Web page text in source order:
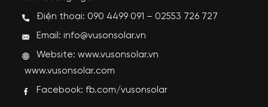
Điện thoại: 090 4499 091 – 02553 726 727
Email: info@vusonsolar.vn
Website:www.vusonsolar.vn
www.vusonsolar.com
Facebook: fb.com/vusonsolar